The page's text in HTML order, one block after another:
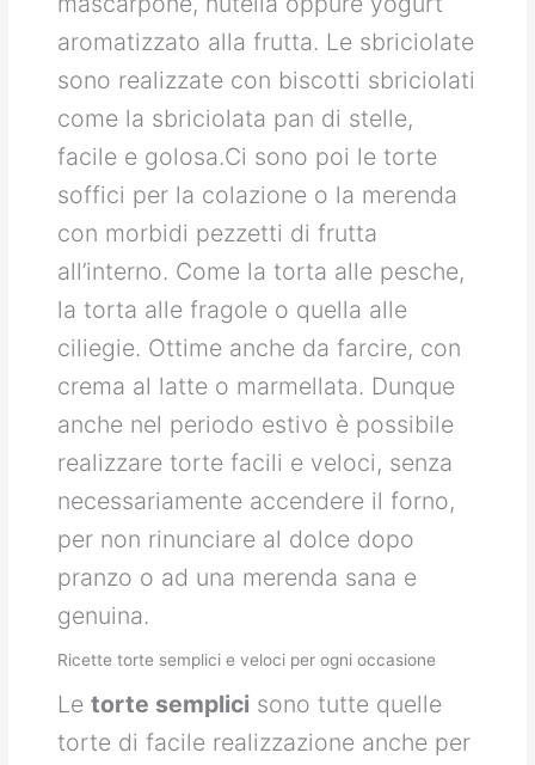
aromatizzato alla frutta. Le sbriciolate
sono realizzate con biscotti sbriciolati
come la sbriciolata pan di stelle,
facile e golosa.Ci sono poi le torte
soffici per la colazione o la merenda
con morbidi pezzetti di frutta
all’interno. Come la torta alle pesche,
la torta alle fragole o quella alle
ciliegie. Ottime anche da farcire, con
crema al latte o marmellata. Dunque
anche nel periodo estivo è possibile
realizzare torte facili e veloci, senza
necessariamente accendere il forno,
per non rinunciare al dolce dopo
pranzo o ad una merenda sana e
genuina.
Ricette torte semplici e veloci per ogni occasione
Letorte semplici sono tutte quelle
torte di facile realizzazione anche per